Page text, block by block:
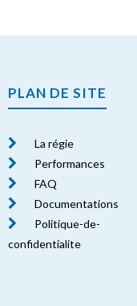
PLAN DE SITE
La régie
Performances
FAQ
Documentations
Politique-de-
confidentialite